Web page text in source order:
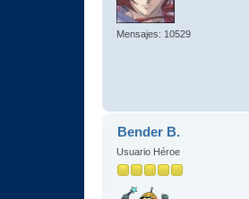
Mensajes: 10529
Bender B.
Usuario Héroe